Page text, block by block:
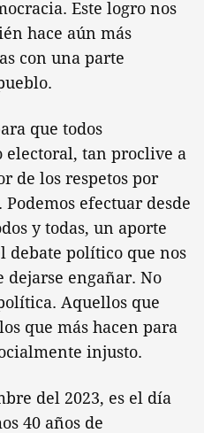
Este logro nos
hace aún más
con una parte
que todos
electoral, tan proclive a
de los respetos por
efectuar desde
y todas, un aporte
debate político que nos
dejarse engañar. No
Aquellos que
que más hacen para
injusto.
del 2023, es el día
40 años de